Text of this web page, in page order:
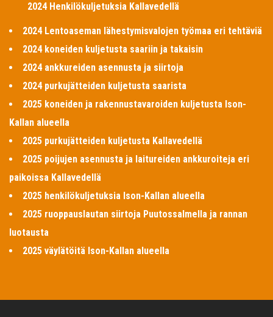
2024 Henkilökuljetuksia Kallavedellä
2024 Lentoaseman lähestymisvalojen työmaa eri tehtäviä
2024 koneiden kuljetusta saariin ja takaisin
2024 ankkureiden asennusta ja siirtoja
2024 purkujätteiden kuljetusta saarista
2025 koneiden ja rakennustavaroiden kuljetusta Ison-
Kallan alueella
2025 purkujätteiden kuljetusta Kallavedellä
2025 poijujen asennusta ja laitureiden ankkuroiteja eri
paikoissa Kallavedellä
2025 henkilökuljetuksia Ison-Kallan alueella
2025 ruoppauslautan siirtoja Puutossalmella ja rannan
luotausta
2025 väylätöitä Ison-Kallan alueella